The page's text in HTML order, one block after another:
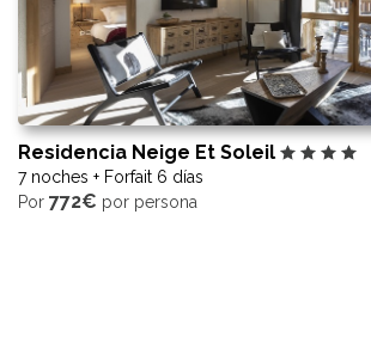
Residencia Neige Et Soleil
7 noches + Forfait 6 días
Por 772€ por persona